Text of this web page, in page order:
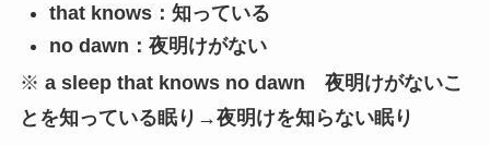
that knows：知っている
no dawn：夜明けがない
※ a sleep that knows no dawn 夜明けがないこ
とを知っている眠り→夜明けを知らない眠り